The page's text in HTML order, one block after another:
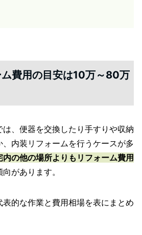
ム費用の目安は10万～80万
は、便器を交換したり手すりや収納
内装リフォームを行うケースが多
内の他の場所よりもリフォーム費用
向があります。
表的な作業と費用相場を表にまとめ